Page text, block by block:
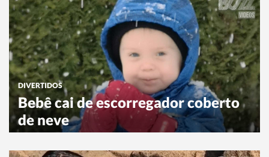
DIVERTIDOS
Bebê cai de escorregador coberto
de neve